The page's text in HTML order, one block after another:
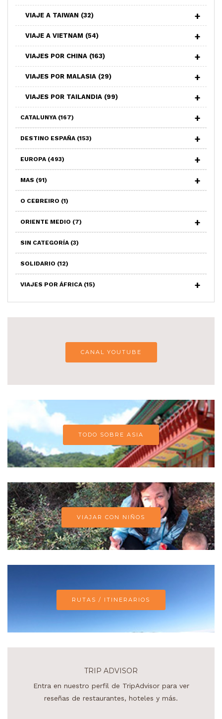
VIAJE A TAIWAN (32)
VIAJE A VIETNAM (54)
VIAJES POR CHINA (163)
VIAJES POR MALASIA (29)
VIAJES POR TAILANDIA (99)
CATALUNYA (167)
DESTINO ESPAÑA (153)
EUROPA (493)
MAS (91)
O CEBREIRO (1)
ORIENTE MEDIO (7)
SIN CATEGORÍA (3)
SOLIDARIO (12)
VIAJES POR ÁFRICA (15)
CANAL YOUTUBE
TODO SOBRE ASIA
VIAJAR CON NIÑOS
RUTAS / ITINERARIOS
TRIP ADVISOR
Entra en nuestro perfil de TripAdvisor para ver
reseñas de restaurantes, hoteles y más.